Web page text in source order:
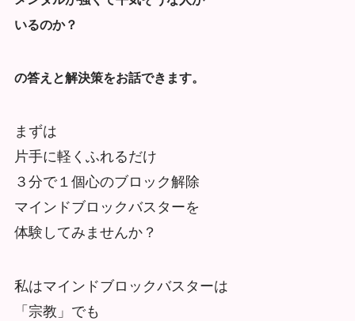
いるのか？
の答えと解決策をお話できます。
まずは
片手に軽くふれるだけ
３分で１個心のブロック解除
マインドブロックバスターを
体験してみませんか？
私はマインドブロックバスターは
「宗教」でも